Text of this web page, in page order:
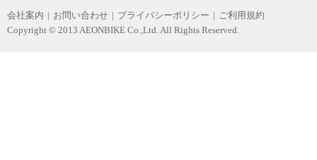
会社案内 | お問い合わせ | プライバシーポリシー | ご利用規約
Copyright © 2013 AEONBIKE Co.,Ltd. All Rights Reserved.